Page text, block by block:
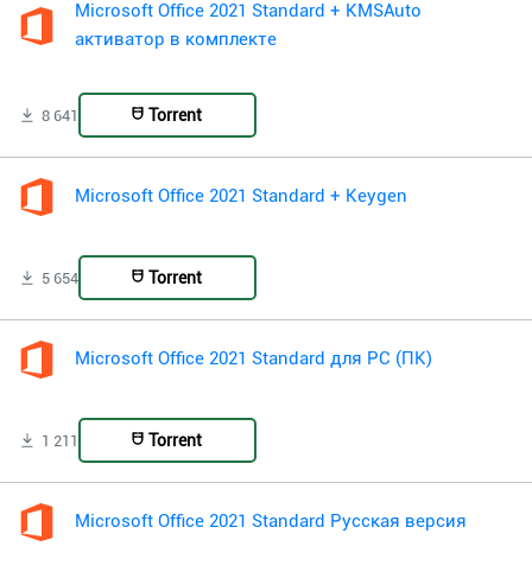
Microsoft Office 2021 Standard + KMSAuto
активатор в комплекте
8 641 Torrent
Microsoft Office 2021 Standard + Keygen
5 654 Torrent
Microsoft Office 2021 Standard для PC (ПК)
1 211 Torrent
Microsoft Office 2021 Standard Русская версия